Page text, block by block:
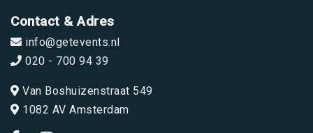
Contact & Adres
info@getevents.nl
020 - 700 94 39
Van Boshuizenstraat 549
1082 AV Amsterdam